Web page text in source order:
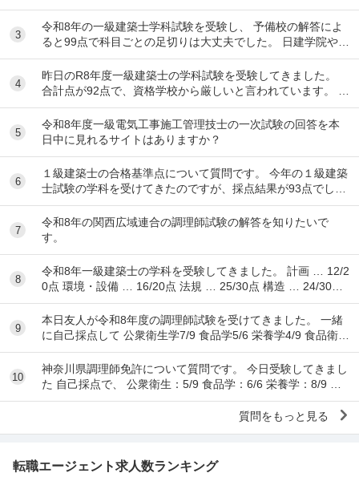
イト、スタディング、TACなど色々出てきて...
3
令和8年の一級建築士学科試験を受験し、 予備校の解答によ
ると99点で科目ごとの足切りは大丈夫でした。 日建学院やX
によると合格最低点予想が高くなると言われ...
4
昨日のR8年度一級建築士の学科試験を受験してきました。
合計点が92点で、資格学校から厳しいと言われています。 製
図の準備は始めるべきでしょうか？ ちな...
5
令和8年度一級電気工事施工管理技士の一次試験の回答を本
日中に見れるサイトはありますか？
6
１級建築士の合格基準点について質問です。 今年の１級建築
士試験の学科を受けてきたのですが、採点結果が93点でし
た。 各予備校の予想される合格基準点は N...
7
令和8年の関西広域連合の調理師試験の解答を知りたいで
す。
8
令和8年一級建築士の学科を受験してきました。 計画 … 12/2
0点 環境・設備 … 16/20点 法規 … 25/30点 構造 … 24/30点
...
9
本日友人が令和8年度の調理師試験を受けてきました。 一緒
に自己採点して 公衆衛生学7/9 食品学5/6 栄養学4/9 食品衛生
学8/15 調理理論9/17 食文
10
神奈川県調理師免許について質問です。 今日受験してきまし
た 自己採点で、 公衆衛生：5/9 食品学：6/6 栄養学：8/9 食
品衛生：10/15 調理理...
質問をもっと見る
転職エージェント求人数ランキング